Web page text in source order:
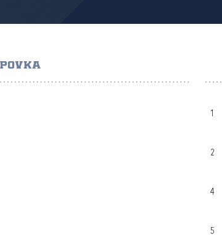
1
2
4
5